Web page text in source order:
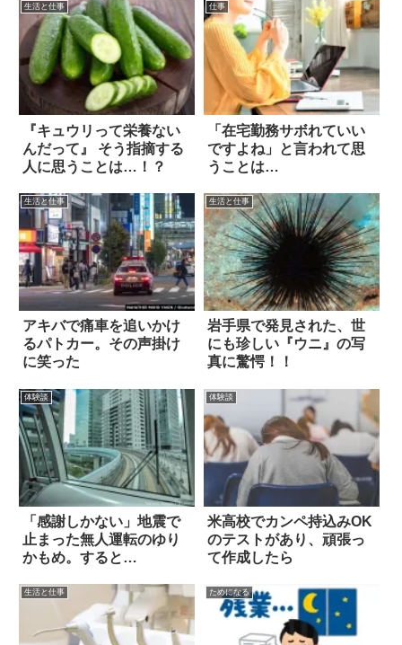
生活と仕事
『キュウリって栄養ない
んだって』 そう指摘する
人に思うことは…！？
仕事
「在宅勤務サボれていい
ですよね」と言われて思
うことは…
生活と仕事
アキバで痛車を追いかけ
るパトカー。その声掛け
に笑った
生活と仕事
岩手県で発見された、世
にも珍しい『ウニ』の写
真に驚愕！！
体験談
「感謝しかない」地震で
止まった無人運転のゆり
かもめ。すると…
体験談
米高校でカンペ持込みOK
のテストがあり、頑張っ
て作成したら
生活と仕事 ためになる